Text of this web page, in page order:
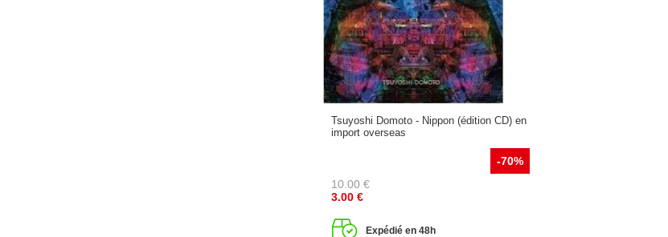
Tsuyoshi Domoto - Nippon (édition CD) en
import overseas
-70%
10.00 €
3.00 €
Expédié en 48h